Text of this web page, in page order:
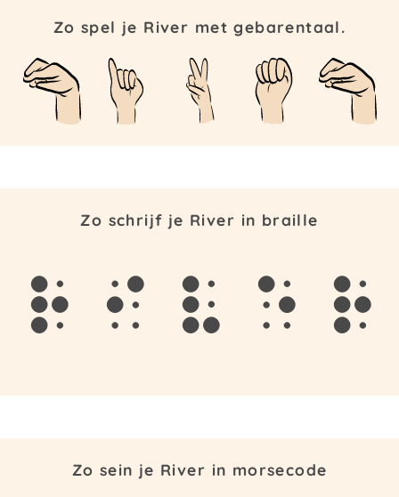
Zo spel je River met gebarentaal.
Zo schrijf je River in braille
r i v e r
Zo sein je River in morsecode